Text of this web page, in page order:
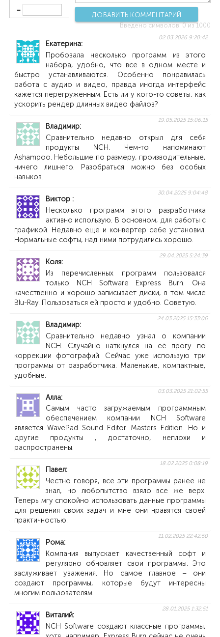
=
ДОБАВИТЬ КОММЕНТАРИЙ
Введено символов:0из 1000
Екатерина
02.03.2026 9:20:42
Пробовала несколько программ из этого
набора, удобно, что все в одном месте и
быстро устанавливаются. Особенно понравилась
работа с аудио и видео, правда иногда интерфейс
кажется перегруженным. Есть ли у кого-то советы, как
ускорить рендер длинных видео файлов?
Владимир
19.05.2025 15:06:15
Сравнительно недавно открыл для себя
продукты NCH. Чем-то напоминают
Ashampoo. Небольшие по размеру, производительные,
ничего лишнего. Разобраться можно без особых
навыков.
Виктор
30.04.2025 9:04:48
Несколько программ этого разработчика
активно использую. В основном, для работы с
графикой. Недавно ещё и конвертер себе установил.
Нормальные софты, над ними потрудились хорошо.
Коля
29.04.2025 5:24:39
Из перечисленных программ пользовался
только NCH Software Express Burn. Она
качественно и хорошо записывает диски, в том числе
Blu-Ray. Пользоваться ей просто и удобно. Советую.
Владимир
24.03.2025 15:33:06
Сравнительно недавно узнал о компании
NCH. Случайно наткнулся на её прогу по
коррекции фотографий. Сейчас уже использую три
программы от разработчика. Маленькие, компактные,
удобные.
Алла
03.03.2025 21:02:55
Самым часто загружаемым программным
обеспечением компании NCH Software
является WavePad Sound Editor Masters Edition. Но и
другие продукты , достаточно, неплохи и
распространены.
Павел
18.02.2025 0:08:19
Честно говоря, все эти программы ранее не
знал, но любопытство взяло все же верх.
Теперь мгу спокойно использовать данные программы
для решения своих задач и мне они нравятся своей
практичностью.
Рома
11.02.2025 22:42:50
Компания выпускает качественный софт и
регулярно обновляет свои программы. Это
заслуживает уважения. Но самое главное – они
создают программы, которые будут интересны
многим пользователям.
Виталий
28.01.2025 1:32:51
NCH Software создают классные программы,